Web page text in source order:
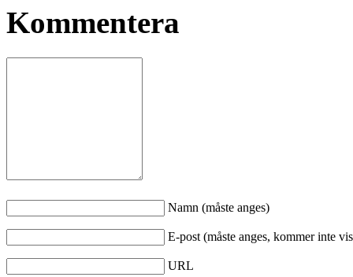
Kommentera
Namn (måste anges)
E-post (måste anges, kommer inte
URL